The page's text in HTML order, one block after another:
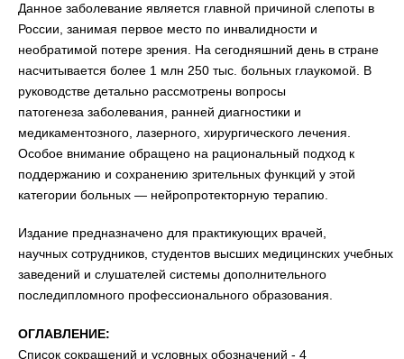
Данное заболевание является главной причиной слепоты в
России, занимая первое место по инвалидности и
необратимой потере зрения. На сегодняшний день в стране
насчитывается более 1 млн 250 тыс. больных глаукомой. В
руководстве детально рассмотрены вопросы
патогенеза заболевания, ранней диагностики и
медикаментозного, лазерного, хирургического лечения.
Особое внимание обращено на рациональный подход к
поддержанию и сохранению зрительных функций у этой
категории больных — нейропротекторную терапию.
Издание предназначено для практикующих врачей,
научных сотрудников, студентов высших медицинских учебных
заведений и слушателей системы дополнительного
последипломного профессионального образования.
ОГЛАВЛЕНИЕ:
Список сокращений и условных обозначений - 4